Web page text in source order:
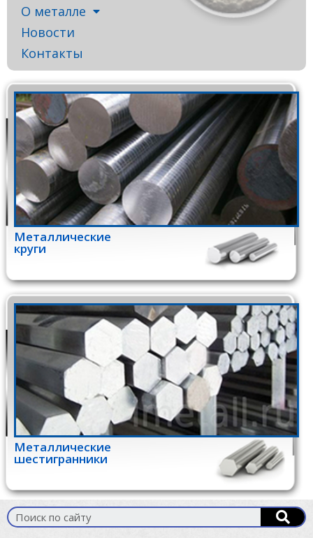
О металле
Новости
Контакты
Металлические
круги
Металлические
шестигранники